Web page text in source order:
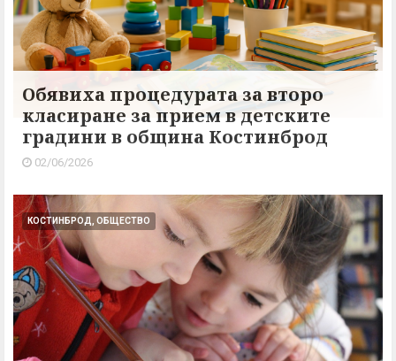
Обявиха процедурата за второ
класиране за прием в детските
градини в община Костинброд
02/06/2026
КОСТИНБРОД, ОБЩЕСТВО